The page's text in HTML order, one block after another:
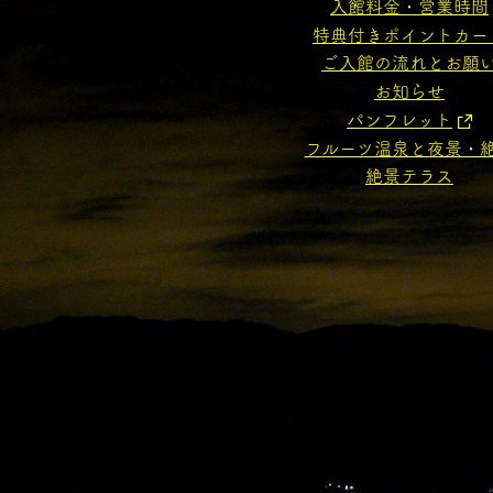
入館料金・営業時間
特典付きポイントカー
ご入館の流れとお願
お知らせ
パンフレット
フルーツ温泉と夜景・
絶景テラス